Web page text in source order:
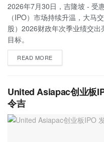
2026年7月30日，吉隆坡 - 受
（IPO）市场持续升温，大马
股）2026财政年次季业绩交
目标。
READ MORE
United Asiapac创业板
令吉